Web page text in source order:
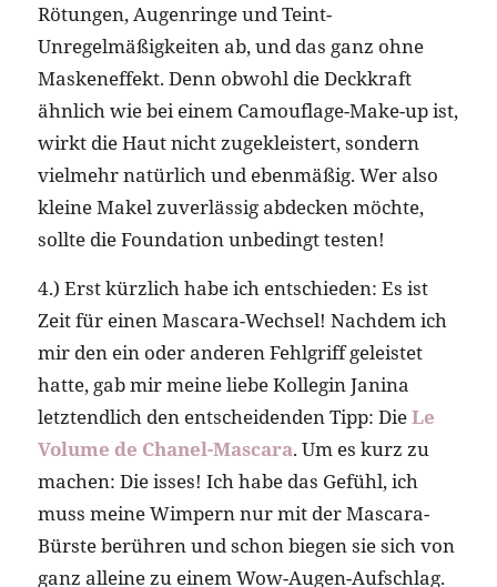
Rötungen, Augenringe und Teint-
Unregelmäßigkeiten ab, und das ganz ohne
Maskeneffekt. Denn obwohl die Deckkraft
ähnlich wie bei einem Camouflage-Make-up ist,
wirkt die Haut nicht zugekleistert, sondern
vielmehr natürlich und ebenmäßig. Wer also
kleine Makel zuverlässig abdecken möchte,
sollte die Foundation unbedingt testen!
4.) Erst kürzlich habe ich entschieden: Es ist
Zeit für einen Mascara-Wechsel! Nachdem ich
mir den ein oder anderen Fehlgriff geleistet
hatte, gab mir meine liebe Kollegin Janina
letztendlich den entscheidenden Tipp: DieLe
Volume de Chanel-Mascara. Um es kurz zu
machen: Die isses! Ich habe das Gefühl, ich
muss meine Wimpern nur mit der Mascara-
Bürste berühren und schon biegen sie sich von
ganz alleine zu einem Wow-Augen-Aufschlag.